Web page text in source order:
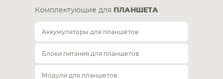
Комплектующие для ПЛАНШЕТА
Аккумуляторы для планшетов
Блоки питания для планшетов
Модули для планшетов